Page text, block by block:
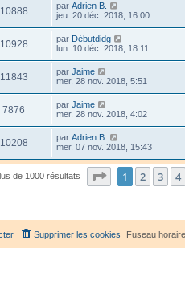
10888 par Adrien B.
jeu. 20 déc. 2018, 16:00
10928 par Débutdidg
lun. 10 déc. 2018, 18:11
11843 par Jaime
mer. 28 nov. 2018, 5:51
7876 par Jaime
mer. 28 nov. 2018, 4:02
10208 par Adrien B.
mer. 07 nov. 2018, 15:43
de 1000 résultats Page sur20
1 2 3 4
Fuseau
Supprimer les cookies